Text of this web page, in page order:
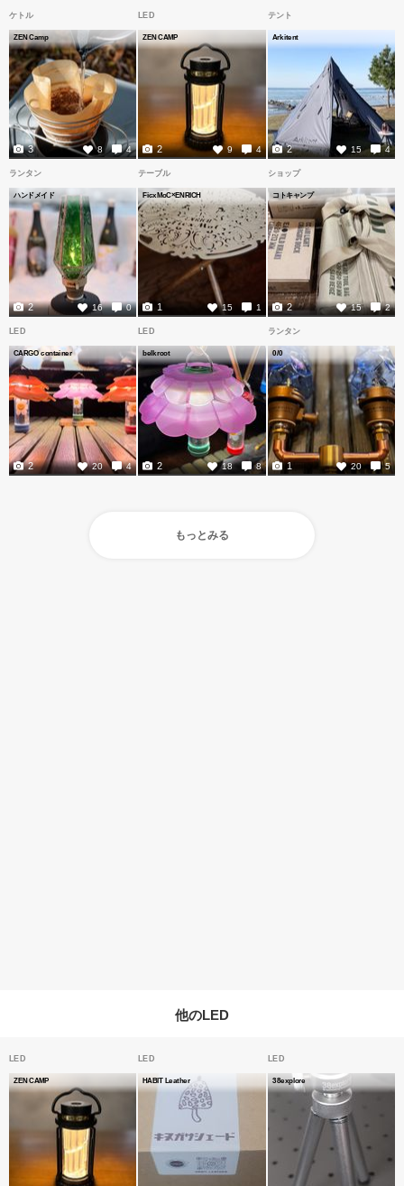
ケトル
ZEN Camp
8 4
3
LED
ZEN CAMP
9 4
2
テント
Arkitent
15 4
2
ランタン
ハンドメイド
16 0
2
テーブル
FicxMoC×ENRICH
15 1
1
ショップ
コトキャンプ
15 2
2
LED
CARGO container
20 4
2
LED
belkroot
18 8
2
ランタン
0/0
20 5
1
もっとみる
他のLED
LED
ZEN CAMP
LED
HABIT Leather
LED
38explore